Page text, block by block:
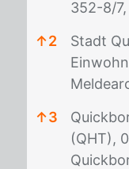
352-8/
↑2
Stadt
↑3
(QHT),